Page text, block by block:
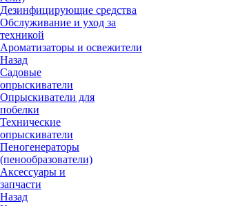
Дезинфицирующие средства
Обслуживание и уход за
техникой
Ароматизаторы и освежители
Назад
Садовые
опрыскиватели
Опрыскиватели для
побелки
Технические
опрыскиватели
Пеногенераторы
(пенообразователи)
Аксессуары и
запчасти
Назад